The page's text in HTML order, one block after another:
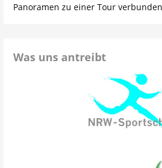
Panoramen zu einer Tour
Was uns antreibt